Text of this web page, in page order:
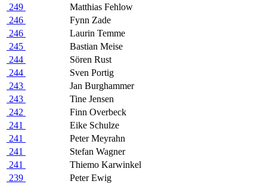
249
Matthias Fehlow
246
Fynn Zade
246
Laurin Temme
245
Bastian Meise
244
Sören Rust
244
Sven Portig
243
Jan Burghammer
243
Tine Jensen
242
Finn Overbeck
241
Eike Schulze
241
Peter Meyrahn
241
Stefan Wagner
241
Thiemo Karwinkel
239
Peter Ewig